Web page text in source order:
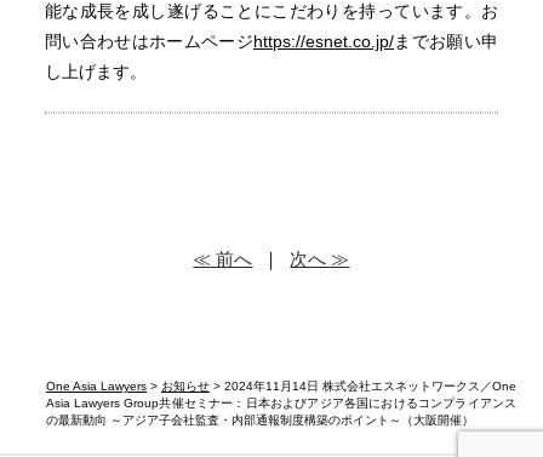
One Asia Lawyers > お知らせ > 2024年11月14日 株式会社エスネットワークス／One
Asia Lawyers Group共催セミナー：日本およびアジア各国におけるコンプライアンス
の最新動向 ～アジア子会社監査・内部通報制度構築のポイント～（大阪開催）
能な成長を成し遂げることにこだわりを持っています。お
問い合わせはホームページhttps://esnet.co.jp/までお願い申
し上げます。
≪ 前へ ｜ 次へ ≫